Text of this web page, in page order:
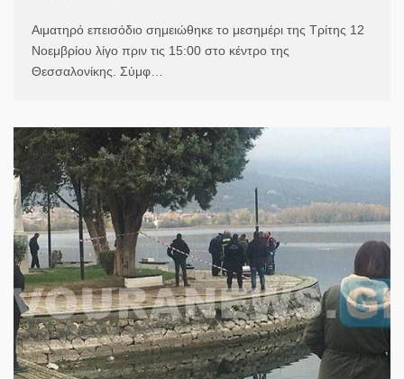
Αιματηρό επεισόδιο σημειώθηκε το μεσημέρι της Τρίτης 12
Νοεμβρίου λίγο πριν τις 15:00 στο κέντρο της
Θεσσαλονίκης. Σύμφ…